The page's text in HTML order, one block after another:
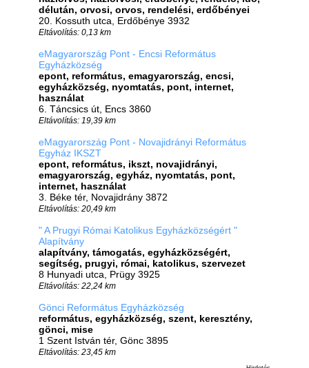
délután, orvosi, orvos, rendelési, erdőbényei
20. Kossuth utca, Erdőbénye 3932
Eltávolítás: 0,13 km
eMagyarország Pont - Encsi Református
Egyházközség
epont, református, emagyarország, encsi,
egyházközség, nyomtatás, pont, internet,
használat
6. Táncsics út, Encs 3860
Eltávolítás: 19,39 km
eMagyarország Pont - Novajidrányi Református
Egyház IKSZT
epont, református, ikszt, novajidrányi,
emagyarország, egyház, nyomtatás, pont,
internet, használat
3. Béke tér, Novajidrány 3872
Eltávolítás: 20,49 km
" A Prugyi Római Katolikus Egyházközségért "
Alapítvány
alapítvány, támogatás, egyházközségért,
segítség, prugyi, római, katolikus, szervezet
8 Hunyadi utca, Prügy 3925
Eltávolítás: 22,24 km
Gönci Református Egyházközség
református, egyházközség, szent, keresztény,
gönci, mise
1 Szent István tér, Gönc 3895
Eltávolítás: 23,45 km